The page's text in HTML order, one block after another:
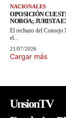
NACIONALES
OPOSICIÓN
NOBOA; JURISTA
El rechazo del Consejo
el...
21/07/2026
Cargar más
UnsionTV